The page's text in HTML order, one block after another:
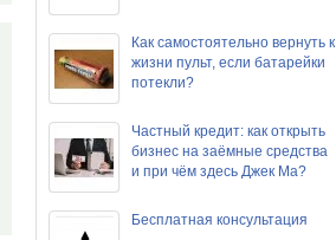
Как самостоятельно вернуть к
жизни пульт, если батарейки
потекли?
Частный кредит: как открыть
бизнес на заёмные средства
и при чём здесь Джек Ма?
Бесплатная консультация